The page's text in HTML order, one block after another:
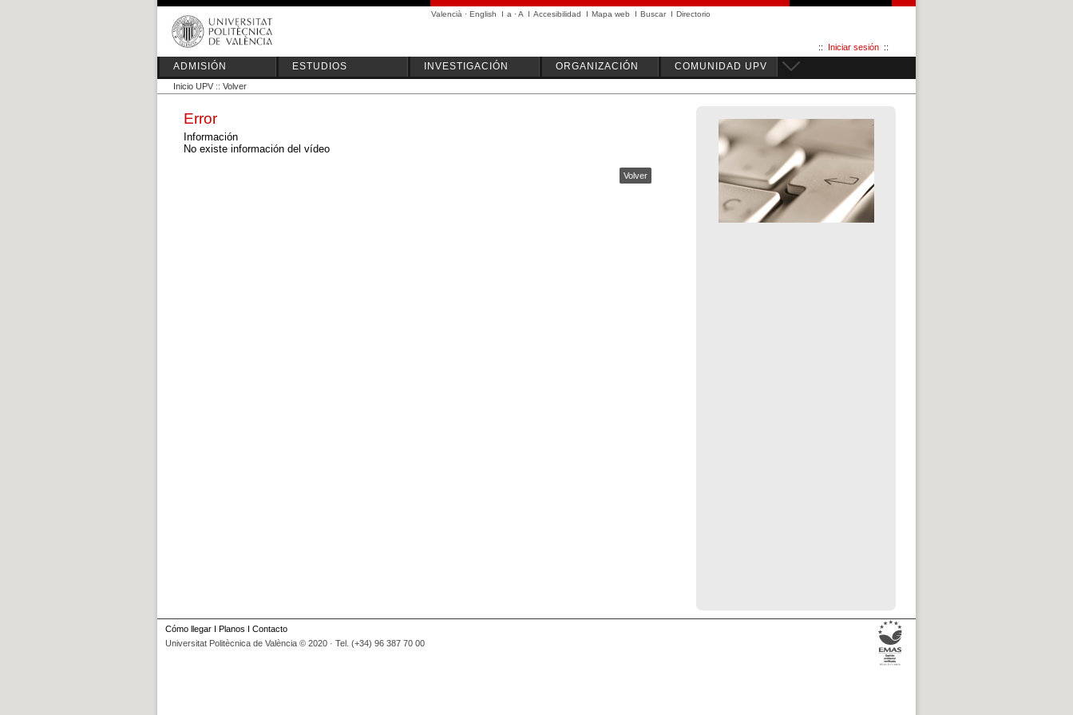
Valencià · English I a ·A I Accesibilidad I Mapa web I Buscar I Directorio
:: Iniciar sesión ::
ADMISIÓN ESTUDIOS INVESTIGACIÓN ORGANIZACIÓN COMUNIDAD UPV
Inicio UPV :: Volver
Error
Información
No existe información del vídeo
Volver
Cómo llegar I Planos I Contacto
Universitat Politècnica de València © 2020 · Tel. (+34) 96 387 70 00